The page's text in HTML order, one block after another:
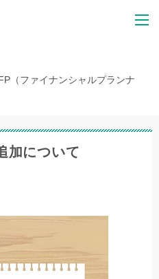
（ファイナンシャルプランナ
加について